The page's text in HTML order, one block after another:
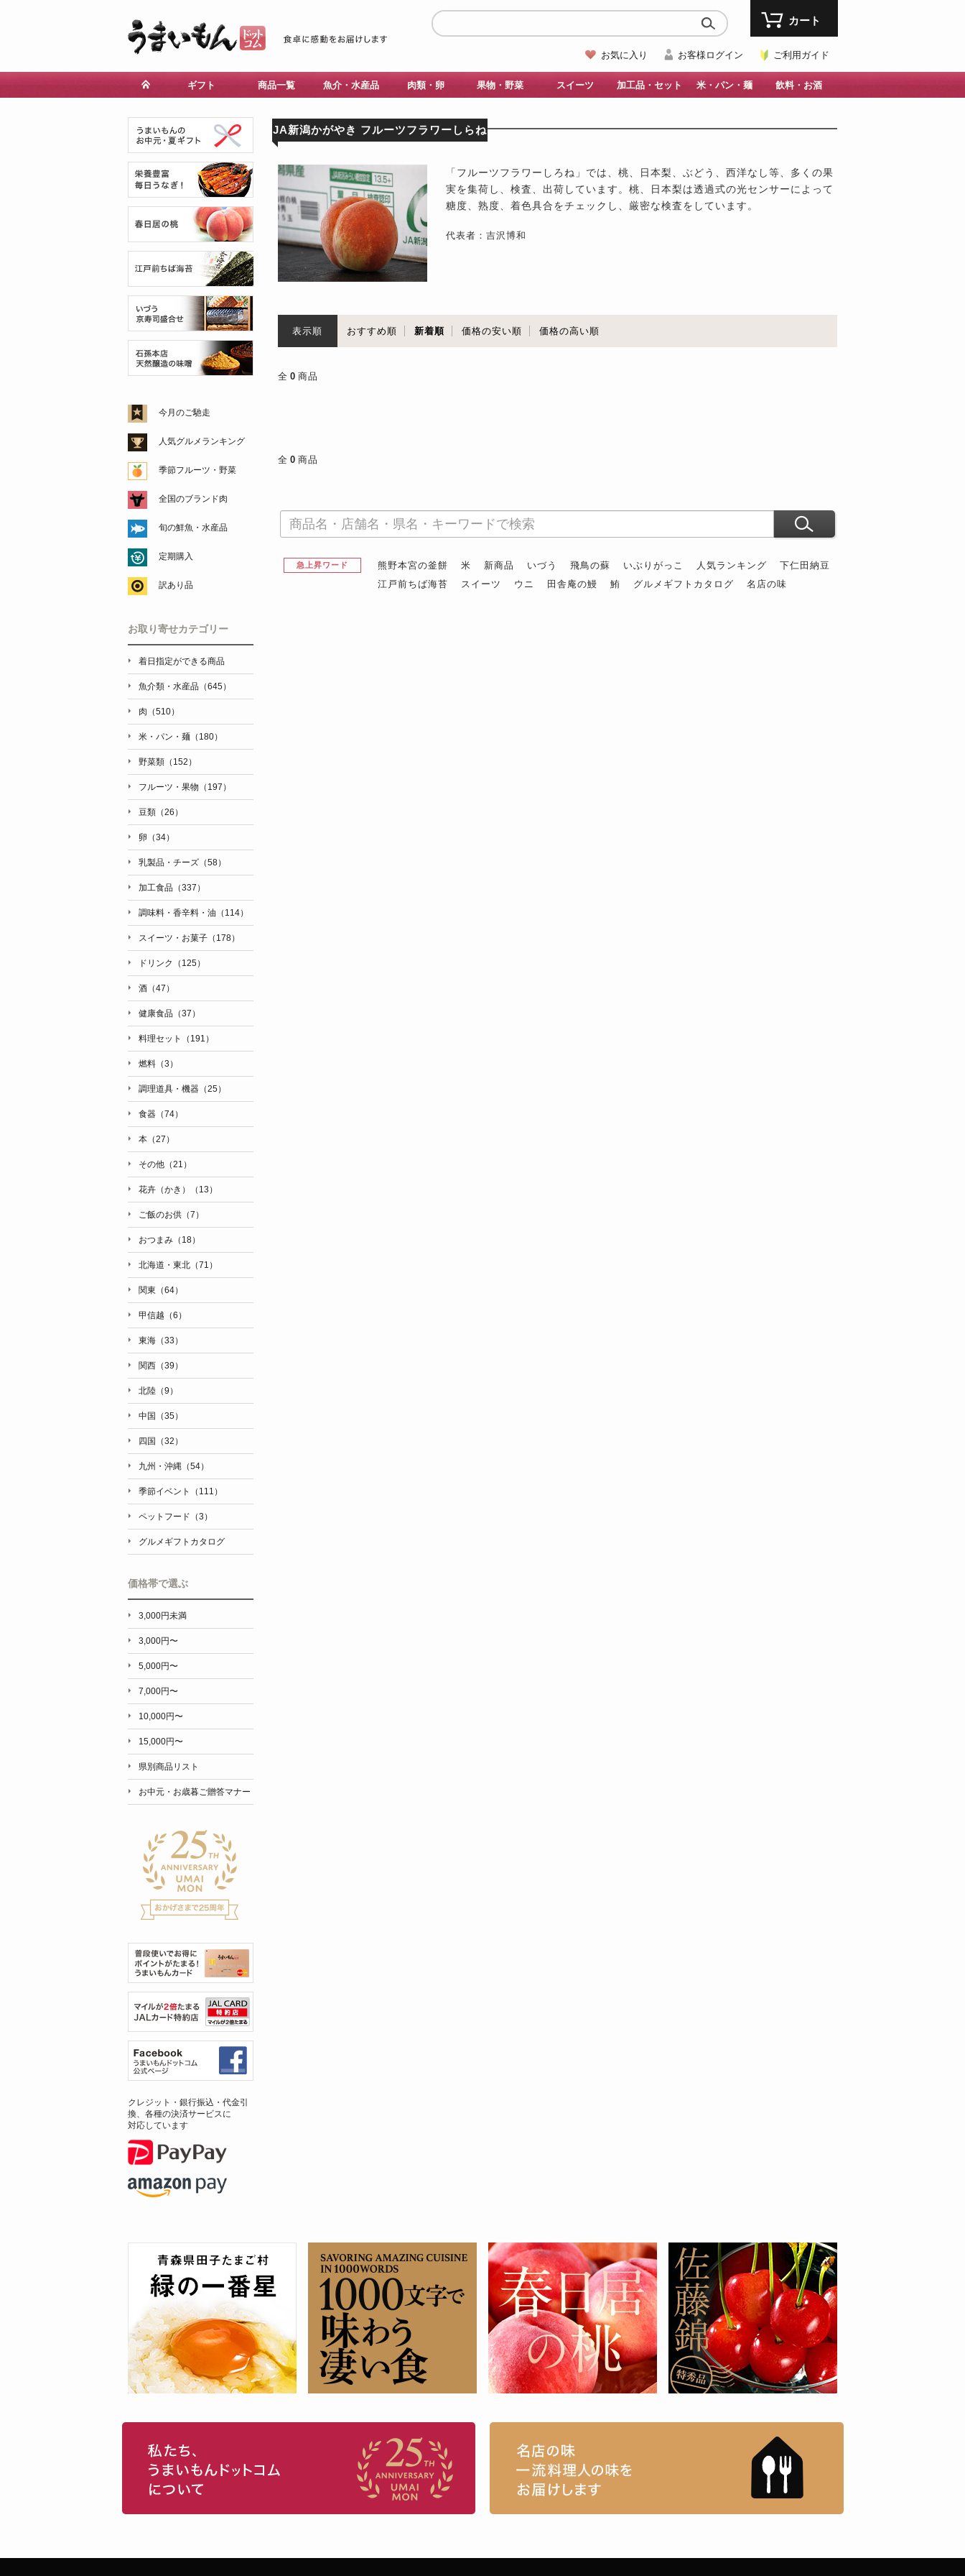
お気に入り お客様ログイン ご利用ガイド
カート
ギフト 商品一覧 魚介・水産品 肉類・卵 果物・野菜 スイーツ 加工品・セット 米・パン・麺 飲料・お酒
JA新潟かがやき フルーツフラワーしらね
「フルーツフラワーしろね」では、桃、日本梨、ぶどう、西洋なし等、多くの果
実を集荷し、検査、出荷しています。桃、日本梨は透過式の光センサーによって
糖度、熟度、着色具合をチェックし、厳密な検査をしています。
代表者：吉沢博和
表示順 おすすめ順 新着順 価格の安い順 価格の高い順
全 0 商品
全 0 商品
急上昇ワード 熊野本宮の釜餅 米 新商品 いづう 飛鳥の蘇 いぶりがっこ 人気ランキング
下仁田納豆
江戸前ちば海苔
スイーツ ウニ 田舎庵の鰻 鮪 グルメギフトカタログ 名店の味
今月のご馳走
人気グルメランキング
季節フルーツ・野菜
全国のブランド肉
旬の鮮魚・水産品
定期購入
訳あり品
お取り寄せカテゴリー
着日指定ができる商品
魚介類・水産品（645）
肉（510）
米・パン・麺（180）
野菜類（152）
フルーツ・果物（197）
豆類（26）
卵（34）
乳製品・チーズ（58）
加工食品（337）
調味料・香辛料・油（114）
スイーツ・お菓子（178）
ドリンク（125）
酒（47）
健康食品（37）
料理セット（191）
燃料（3）
調理道具・機器（25）
食器（74）
本（27）
その他（21）
花卉（かき）（13）
ご飯のお供（7）
おつまみ（18）
北海道・東北（71）
関東（64）
甲信越（6）
東海（33）
関西（39）
北陸（9）
中国（35）
四国（32）
九州・沖縄（54）
季節イベント（111）
ペットフード（3）
グルメギフトカタログ
価格帯で選ぶ
3,000円未満
3,000円〜
5,000円〜
7,000円〜
10,000円〜
15,000円〜
県別商品リスト
お中元・お歳暮ご贈答マナー
クレジット・銀行振込・代金引
換、各種の決済サービスに
対応しています